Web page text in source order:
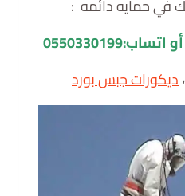
في حمايه دائمه :
أواتساب:0550330199
،ديكورات جبس بورد